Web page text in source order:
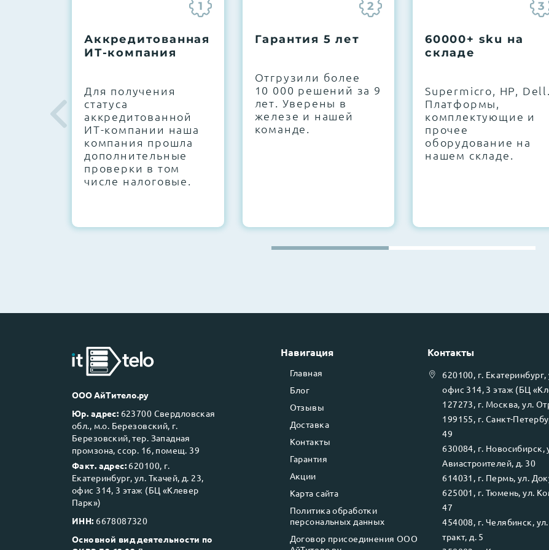
Next Business Day (NBD)
1
Аккредитованная
ИТ-компания
Для получения
статуса
аккредитованной
ИТ-компании наша
компания прошла
дополнительные
проверки в том
числе налоговые.
2
Гарантия 5 лет
Отгрузили более
10 000 решений за 9
лет. Уверены в
железе и нашей
команде.
3
60000+ sku на
складе
Supermicro, HP, Dell.
Платформы,
комплектующие и
прочее
оборудование на
нашем складе.
ООО АйТитело.ру
Юр. адрес: 623700 Свердловская
обл., м.о. Березовский, г.
Березовский, тер. Западная
промзона, ссор. 16, помещ. 39
Факт. адрес: 620100, г.
Екатеринбург, ул. Ткачей, д. 23,
офис 314, 3 этаж (БЦ «Клевер
Парк»)
ИНН: 6678087320
Основной вид деятельности по
Навигация
Главная
Блог
Отзывы
Доставка
Контакты
Гарантия
Акции
Карта сайта
Политика обработки
персональных данных
Договор присоединения ООО
Контакты
620100, г. Екатеринбург,
офис 314, 3 этаж (БЦ
127273, г. Москва, ул.
199155, г. Санкт-
49
630084, г. Новосибирск,
Авиастроителей, д. 30
614031 , г. Пермь, ул.
625001 , г. Тюмень, ул.
47
454008, г. Челябинск,
тракт, д. 5